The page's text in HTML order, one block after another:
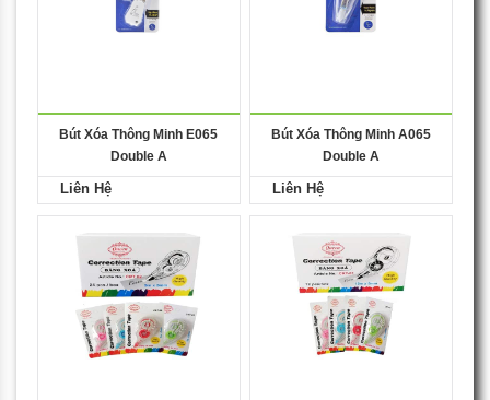
Bút Xóa Thông Minh E065
Double A
Liên Hệ
Bút Xóa Thông Minh A065
Double A
Liên Hệ